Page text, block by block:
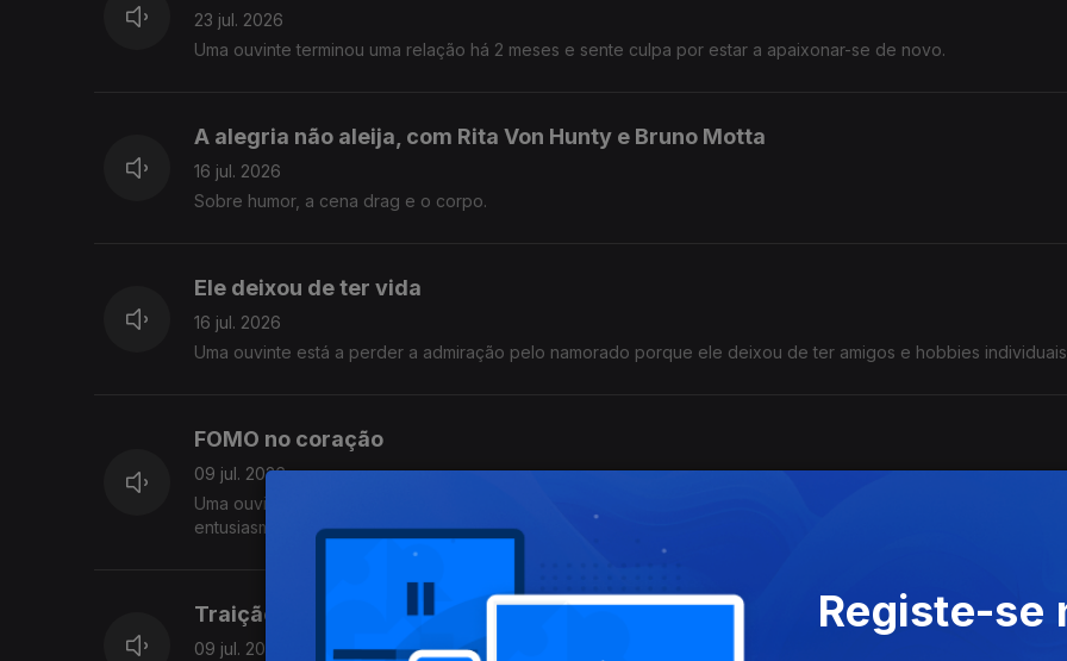
23 jul. 2026
Uma ouvinte terminou uma relação há 2 meses e sente culpa por estar a apaixonar-se de novo.
A alegria não aleija, com Rita Von Hunty e Bruno Motta
16 jul. 2026
Sobre humor, a cena drag e o corpo.
Ele deixou de ter vida
16 jul. 2026
Uma ouvinte está a perder a admiração pelo namorado porque ele deixou de ter amigos e hobbies
FOMO no coração
09 jul. 2026
Uma ouvinte sente que perde facilmente o entusiasmo nas relações. Outro, sente que estar sozinho é o que
entusiasma neste momento.
Traição na amizade
09 jul. 2026
Registe-se